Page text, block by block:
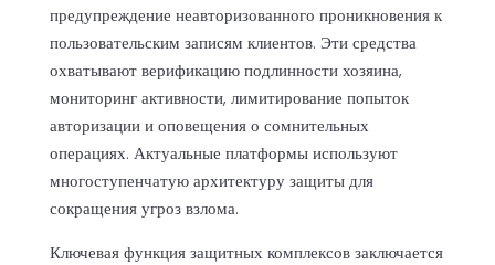
предупреждение неавторизованного проникновения к
пользовательским записям клиентов. Эти средства
охватывают верификацию подлинности хозяина,
мониторинг активности, лимитирование попыток
авторизации и оповещения о сомнительных
операциях. Актуальные платформы используют
многоступенчатую архитектуру защиты для
сокращения угроз взлома.
Ключевая функция защитных комплексов заключается